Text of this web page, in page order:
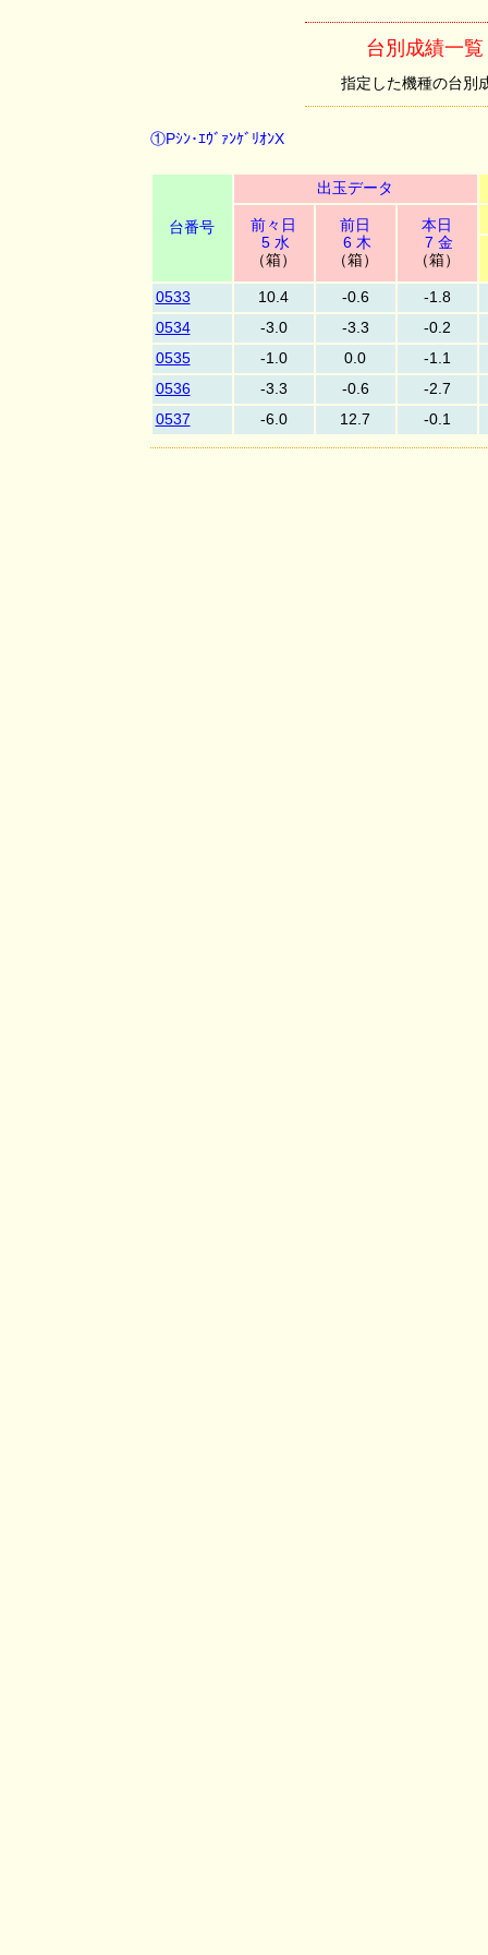
台別成績一
指定した機種の台別
①Pｼﾝ･ｴｳﾞｧﾝｹﾞﾘｵﾝX
台番号
出玉データ
前々日
5 水
（箱）
前日
6 木
（箱）
本日
7 金
（箱）
0533 10.4 -0.6
-1.8
0534
-3.0 -3.3
-0.2
0535
-1.0 0.0
-1.1
0536
-3.3 -0.6
-2.7
0537
-6.0 12.7 -0.1